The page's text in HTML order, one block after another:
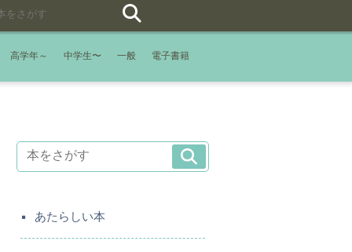
高学年～ 中学生〜 一般 電子書籍
あたらしい本